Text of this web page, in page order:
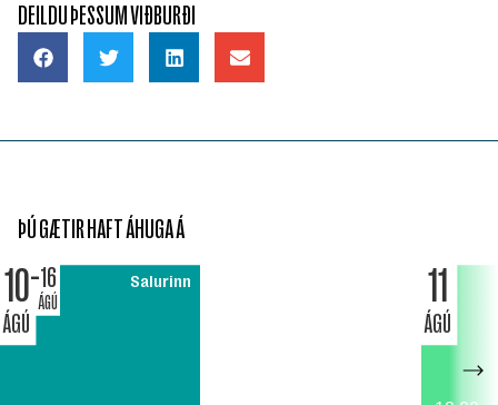
DEILDU ÞESSUM VIÐBURÐI
ÞÚ GÆTIR HAFT ÁHUGA Á
10
ÁGÚ
16
ÁGÚ
Salurinn 11
ÁGÚ